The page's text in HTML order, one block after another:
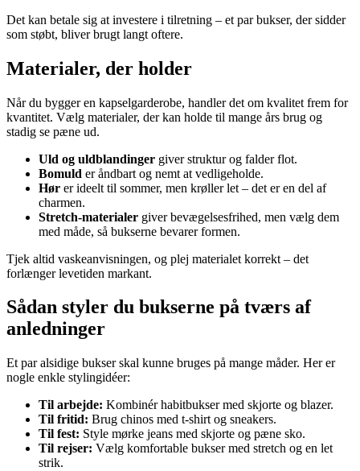
Det kan betale sig at investere i tilretning – et par bukser, der sidder
som støbt, bliver brugt langt oftere.
Materialer, der holder
Når du bygger en kapselgarderobe, handler det om kvalitet frem for
kvantitet. Vælg materialer, der kan holde til mange års brug og
stadig se pæne ud.
Uld og uldblandinger giver struktur og falder flot.
Bomuld er åndbart og nemt at vedligeholde.
Hør er ideelt til sommer, men krøller let – det er en del af
charmen.
Stretch-materialer giver bevægelsesfrihed, men vælg dem
med måde, så bukserne bevarer formen.
Tjek altid vaskeanvisningen, og plej materialet korrekt – det
forlænger levetiden markant.
Sådan styler du bukserne på tværs af
anledninger
Et par alsidige bukser skal kunne bruges på mange måder. Her er
nogle enkle stylingidéer:
Til arbejde: Kombinér habitbukser med skjorte og blazer.
Til fritid: Brug chinos med t-shirt og sneakers.
Til fest: Style mørke jeans med skjorte og pæne sko.
Til rejser: Vælg komfortable bukser med stretch og en let
strik.